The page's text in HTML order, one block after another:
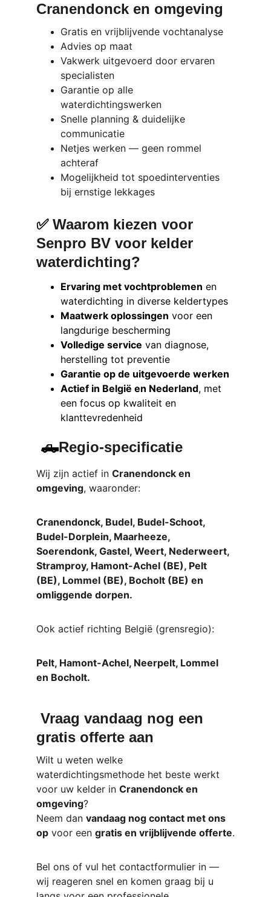
Cranendonck en omgeving
✅ Waarom kiezen voor
Senpro BV voor kelder
waterdichting?
Ervaring met vochtproblemen en
waterdichting in diverse keldertypes
Maatwerk oplossingen voor een
langdurige bescherming
Volledige service van diagnose,
herstelling tot preventie
Garantie op de uitgevoerde werken
Actief in België en Nederland, met
een focus op kwaliteit en
klanttevredenheid
Gratis en vrijblijvende vochtanalyse
Advies op maat
Vakwerk uitgevoerd door ervaren
specialisten
Garantie op alle
waterdichtingswerken
Snelle planning & duidelijke
communicatie
Netjes werken — geen rommel
achteraf
Mogelijkheid tot spoedinterventies
bij ernstige lekkages
🛻Regio-specificatie
Wij zijn actief in Cranendonck en
omgeving, waaronder:
Cranendonck, Budel, Budel-Schoot,
Budel-Dorplein, Maarheeze,
Soerendonk, Gastel, Weert, Nederweert,
Stramproy, Hamont-Achel (BE), Pelt
(BE), Lommel (BE), Bocholt (BE) en
omliggende dorpen.
Ook actief richting België (grensregio):
Pelt, Hamont-Achel, Neerpelt, Lommel
en Bocholt.
Wilt u weten welke
waterdichtingsmethode het beste werkt
voor uw kelder in Cranendonck en
omgeving?
Neem dan vandaag nog contact met ons
op voor een gratis en vrijblijvende offerte.
Bel ons of vul het contactformulier in —
wij reageren snel en komen graag bij u
Vraag vandaag nog een
gratis offerte aan